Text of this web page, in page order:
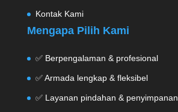
Kontak Kami
Mengapa Pilih Kami
✅ Berpengalaman & profesional
✅ Armada lengkap & fleksibel
✅ Layanan pindahan & penyimpanan